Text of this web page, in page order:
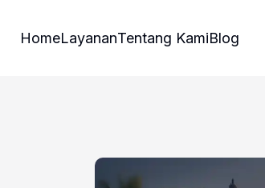
HomeLayananTentang KamiBlog